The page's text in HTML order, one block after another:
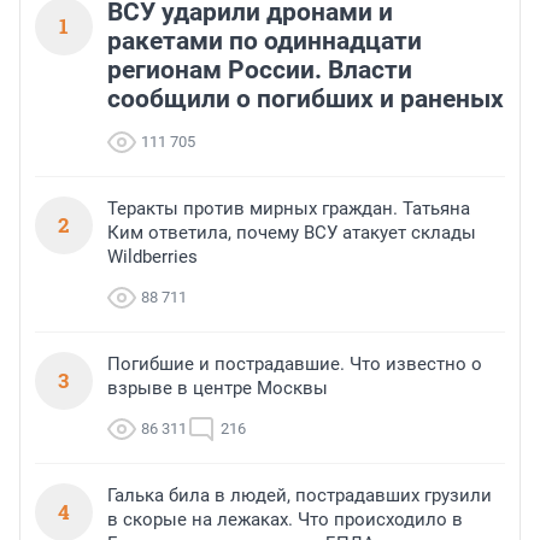
1
ВСУ ударили дронами и
ракетами по одиннадцати
регионам России. Власти
сообщили о погибших и раненых
111 705
2
Теракты против мирных граждан. Татьяна
Ким ответила, почему ВСУ атакует склады
Wildberries
88 711
3
Погибшие и пострадавшие. Что известно о
взрыве в центре Москвы
86 311 216
4
Галька била в людей, пострадавших грузили
в скорые на лежаках. Что происходило в